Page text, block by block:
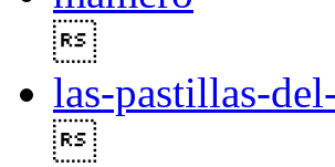
las-pastillas-